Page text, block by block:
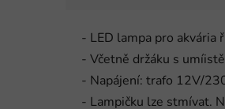
- LED lampa pro
- Včetně držáku s
- Napájení: trafo 12V/
- Lampičku lze stmívat.